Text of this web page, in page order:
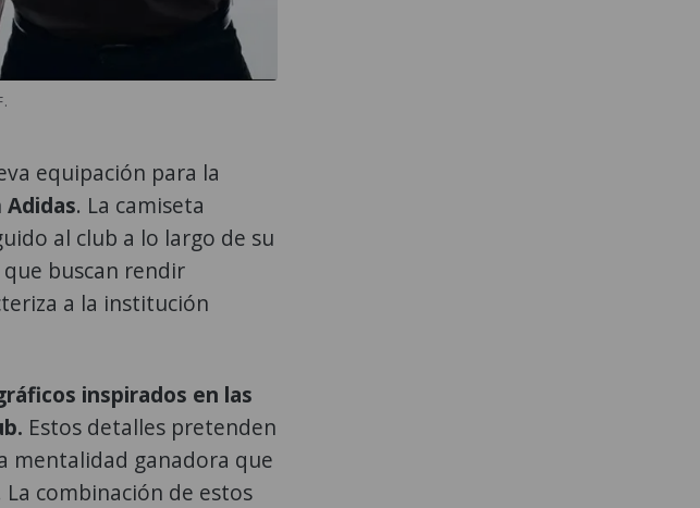
equipación para la
Adidas. La camiseta
al club a lo largo de su
buscan rendir
a la institución
inspirados en las
Estos detalles pretenden
mentalidad ganadora que
combinación de estos